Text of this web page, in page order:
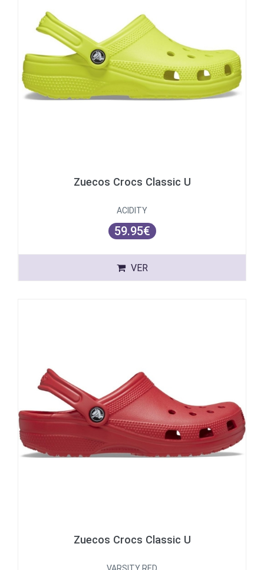
Zuecos Crocs Classic U
ACIDITY
59.95€
VER
Zuecos Crocs Classic U